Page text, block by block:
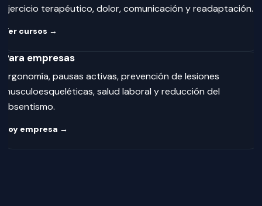
ejercicio terapéutico, dolor, comunicación y readaptación.
Ver cursos →
Para empresas
Ergonomía, pausas activas, prevención de lesiones
musculoesqueléticas, salud laboral y reducción del
absentismo.
Soy empresa →